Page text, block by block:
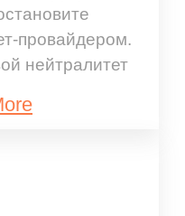
провайдером.
нейтралитет